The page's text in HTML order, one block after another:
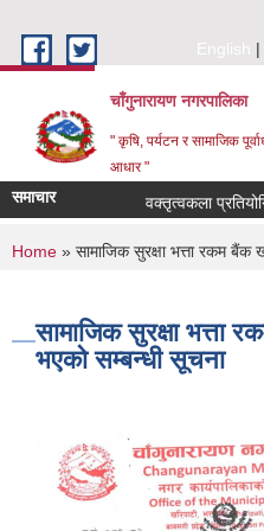
English
चाँगुनारायण नगरपालिका
" कृषि, पर्यटन र सामाजिक
आधार "
समाचार वक्तृत्वकला प्रतियोगिता
You are here
Home » सामाजिक सुरक्षा भत्ता रकम बैंक
सामाजिक सुरक्षा भत्ता
भएको सम्बन्धी सूचना